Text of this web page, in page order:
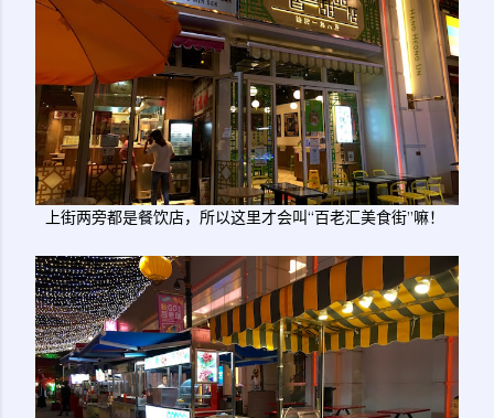
上街两旁都是餐饮店，所以这里才会叫“百老汇美食街”嘛！